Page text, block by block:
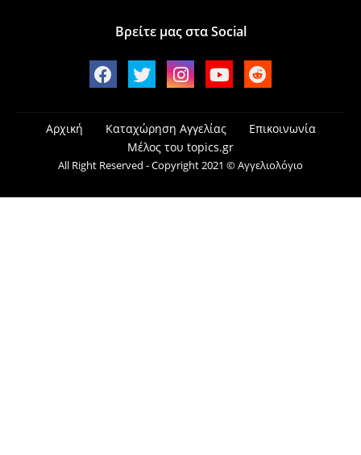
Βρείτε μας στα Social
Αρχική Καταχώρηση Αγγελίας
Επικοινωνία
Μέλος του topics.gr
All Right Reserved - Copyright 2021 © Αγγελιολόγιο